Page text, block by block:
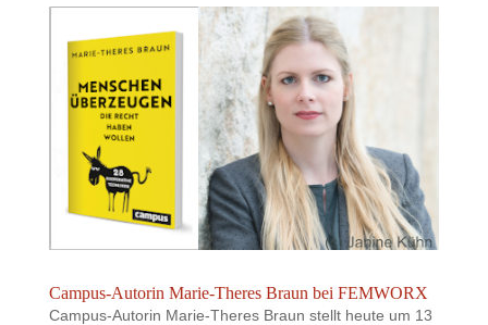
Campus-Autorin Marie-Theres Braun bei FEMWORX
Campus-Autorin Marie-Theres Braun stellt heute um 13